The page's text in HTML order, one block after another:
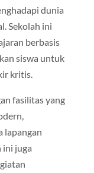
dunia
Sekolah ini
berbasis
siswa untuk
kritis.
fasilitas yang
lapangan
ini juga